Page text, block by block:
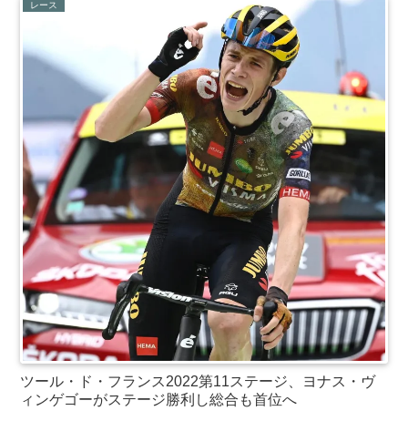
レース
ツール・ド・フランス2022第11ステージ、ヨナス・ヴ
ィンゲゴーがステージ勝利し総合も首位へ